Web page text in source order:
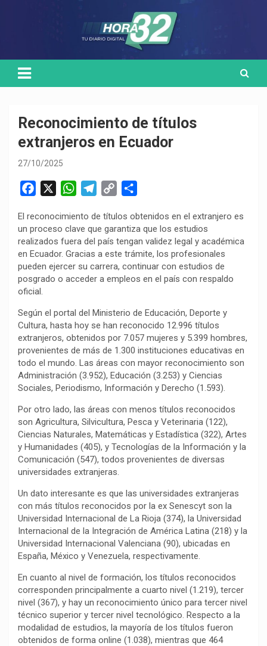
Reconocimiento de títulos
extranjeros en Ecuador
27/10/2025
c
e
b
o
o
k
W
a
t
s
A
p
l
e
g
r
a
p
y
L
i
n
m
p
a
r
t
r
El reconocimiento de títulos obtenidos en el extranjero es
un proceso clave que garantiza que los estudios
realizados fuera del país tengan validez legal y académica
en Ecuador. Gracias a este trámite, los profesionales
pueden ejercer su carrera, continuar con estudios de
posgrado o acceder a empleos en el país con respaldo
oficial.
Según el portal del Ministerio de Educación, Deporte y
Cultura, hasta hoy se han reconocido 12.996 títulos
extranjeros, obtenidos por 7.057 mujeres y 5.399 hombres,
provenientes de más de 1.300 instituciones educativas en
todo el mundo. Las áreas con mayor reconocimiento son
Administración (3.952), Educación (3.253) y Ciencias
Sociales, Periodismo, Información y Derecho (1.593).
Por otro lado, las áreas con menos títulos reconocidos
son Agricultura, Silvicultura, Pesca y Veterinaria (122),
Ciencias Naturales, Matemáticas y Estadística (322), Artes
y Humanidades (405), y Tecnologías de la Información y la
Comunicación (547), todos provenientes de diversas
universidades extranjeras.
Un dato interesante es que las universidades extranjeras
con más títulos reconocidos por la ex Senescyt son la
Universidad Internacional de La Rioja (374), la Universidad
Internacional de la Integración de América Latina (218) y la
Universidad Internacional Valenciana (90), ubicadas en
España, México y Venezuela, respectivamente.
En cuanto al nivel de formación, los títulos reconocidos
corresponden principalmente a cuarto nivel (1.219), tercer
nivel (367), y hay un reconocimiento único para tercer nivel
técnico superior y tercer nivel tecnológico. Respecto a la
modalidad de estudios, la mayoría de los títulos fueron
obtenidos de forma online (1.038), mientras que 464